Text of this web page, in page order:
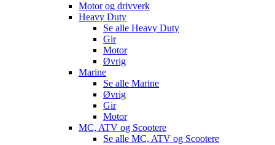
Motor og drivverk
Heavy Duty
Se alle Heavy Duty
Gir
Motor
Øvrig
Marine
Se alle Marine
Øvrig
Gir
Motor
MC, ATV og Scootere
Se alle MC, ATV og Scootere